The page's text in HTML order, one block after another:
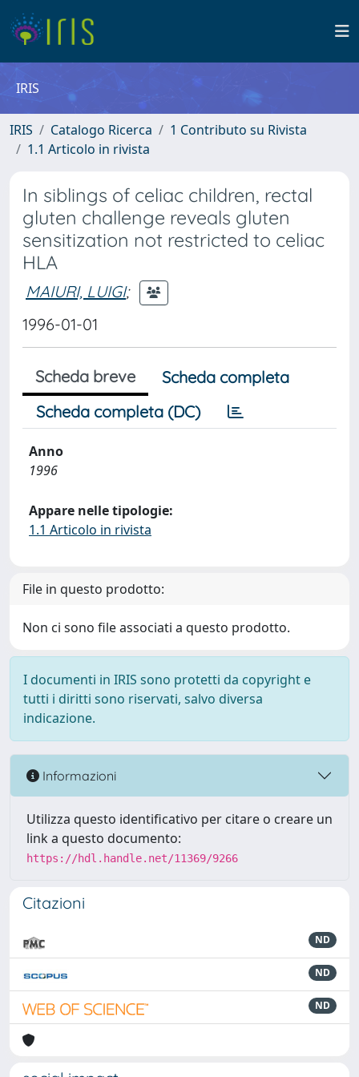
IRIS
IRIS Catalogo Ricerca
1 Contributo su Rivista
1.1 Articolo in rivista
In siblings of celiac children, rectal
gluten challenge reveals gluten
sensitization not restricted to celiac
HLA
MAIURI, LUIGI;
1996-01-01
Scheda breve
Scheda completa
Scheda completa (DC)
Anno
1996
Appare nelle tipologie:
1.1 Articolo in rivista
File in questo prodotto:
Non ci sono file associati a questo prodotto.
I documenti in IRIS sono protetti da copyright e
tutti i diritti sono riservati, salvo diversa
indicazione.
Informazioni
Utilizza questo identificativo per citare o creare un
link a questo documento:
https://hdl.handle.net/11369/9266
Citazioni
ND
ND
ND